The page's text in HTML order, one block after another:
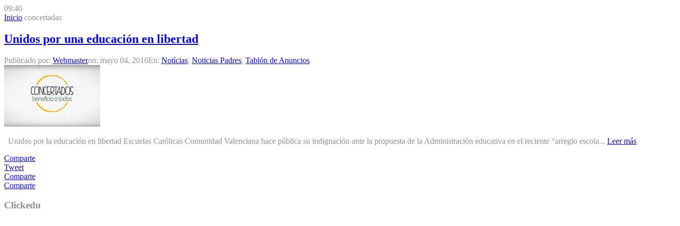
09:46
Inicio concertadas
Unidos por una educación en libertad
Publicado por: Webmasteron: mayo 04, 2016En: Notícias, Noticias Padres, Tablón de Anuncios
Unidos por la educación en libertad Escuelas Católicas Comunidad Valenciana hace pública su indignación ante la propuesta de la Administración educativa en el reciente “arreglo escola... Leer más
Comparte
Tweet
Comparte
Comparte
Clickedu